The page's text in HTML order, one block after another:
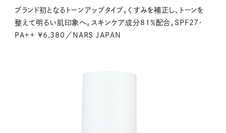
ブランド初となるトーンアップタイプ。くすみを補正し、トーンを
整えて明るい肌印象へ。スキンケア成分81％配合。SPF27・
PA++ ¥6,380／NARS JAPAN